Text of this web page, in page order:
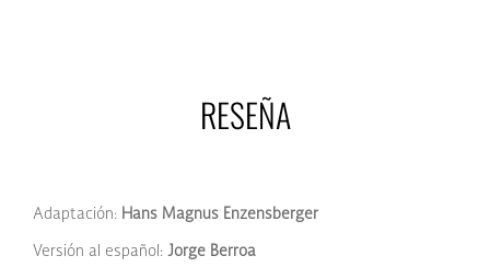
RESEÑA
Adaptación: Hans Magnus Enzensberger
Versión al español: Jorge Berroa